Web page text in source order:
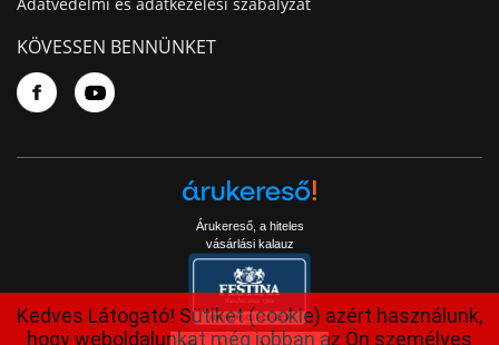
Adatvédelmi és adatkezelési szabályzat
KÖVESSEN BENNÜNKET
Árukereső, a hiteles
vásárlási kalauz
Kedves Látogató! Sütiket (cookie) azért használunk,
hogy weboldalunkat még jobban az Ön személyes